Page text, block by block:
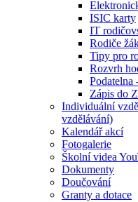
ISIC karty
IT
Rodiče
Tipy pro
Rozvrh
Podatelna
Zápis do
Individuální
vzdělávání)
Kalendář akcí
Fotogalerie
Školní videa
Dokumenty
Doučování
Granty a dotace